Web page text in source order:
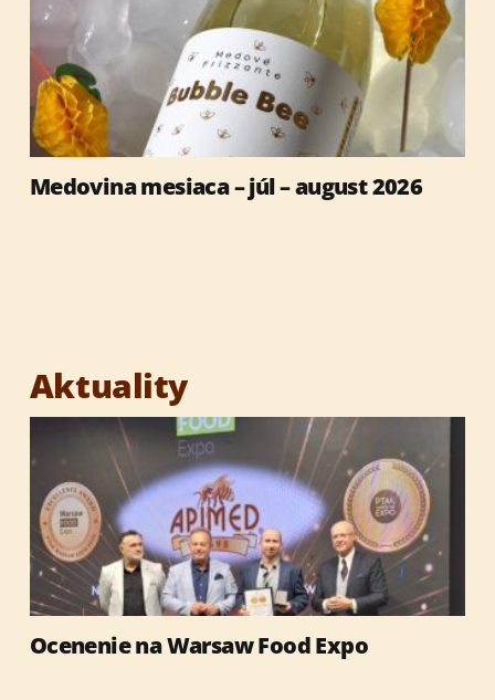
Medovina mesiaca – júl – august 2026
Aktuality
Ocenenie na Warsaw Food Expo